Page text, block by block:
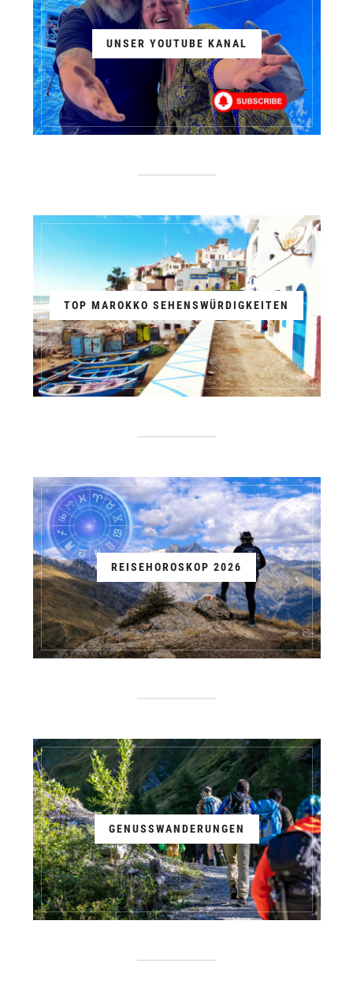
UNSER YOUTUBE KANAL
TOP MAROKKO SEHENSWÜRDIGKEITEN
REISEHOROSKOP 2026
GENUSSWANDERUNGEN